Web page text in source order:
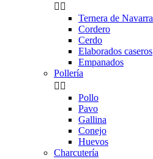
 
Ternera de Navarra
Cordero
Cerdo
Elaborados caseros
Empanados
Pollería
 
Pollo
Pavo
Gallina
Conejo
Huevos
Charcutería